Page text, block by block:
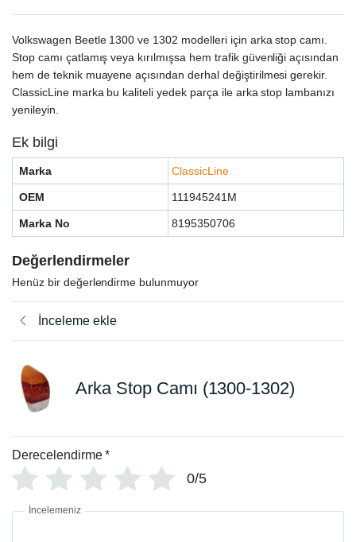
Volkswagen Beetle 1300 ve 1302 modelleri için arka stop camı.
Stop camı çatlamış veya kırılmışsa hem trafik güvenliği açısından
hem de teknik muayene açısından derhal değiştirilmesi gerekir.
ClassicLine marka bu kaliteli yedek parça ile arka stop lambanızı
yenileyin.
Ek bilgi
Marka ClassicLine
OEM 111945241M
Marka No 8195350706
Değerlendirmeler
Henüz bir değerlendirme bulunmuyor
İnceleme ekle
Arka Stop Camı (1300-1302)
Derecelendirme *
0/5
İncelemeniz